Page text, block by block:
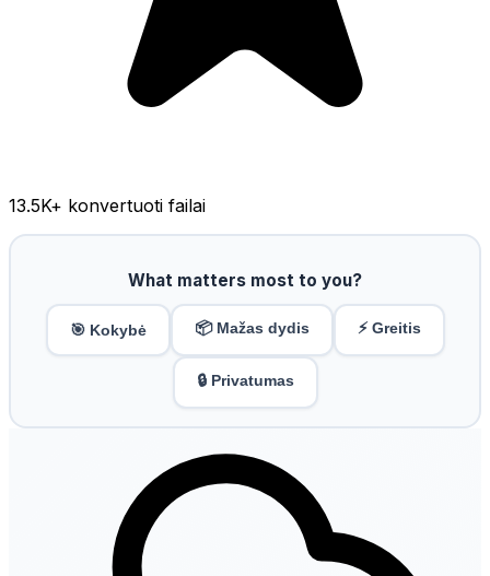
13.5K+ konvertuoti failai
What matters most to you?
🎯 Kokybė 📦 Mažas dydis ⚡ Greitis
🔒 Privatumas